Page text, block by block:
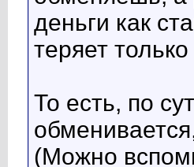
деньги как
теряет
То есть, по
(Можно